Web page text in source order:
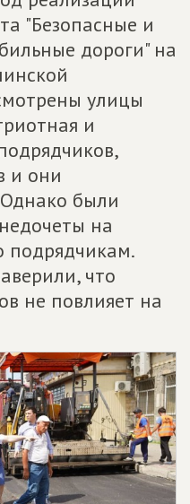
"Безопасные и
дороги" на
улицы
и
и они
были
на
подрядчикам.
что
не повлияет на